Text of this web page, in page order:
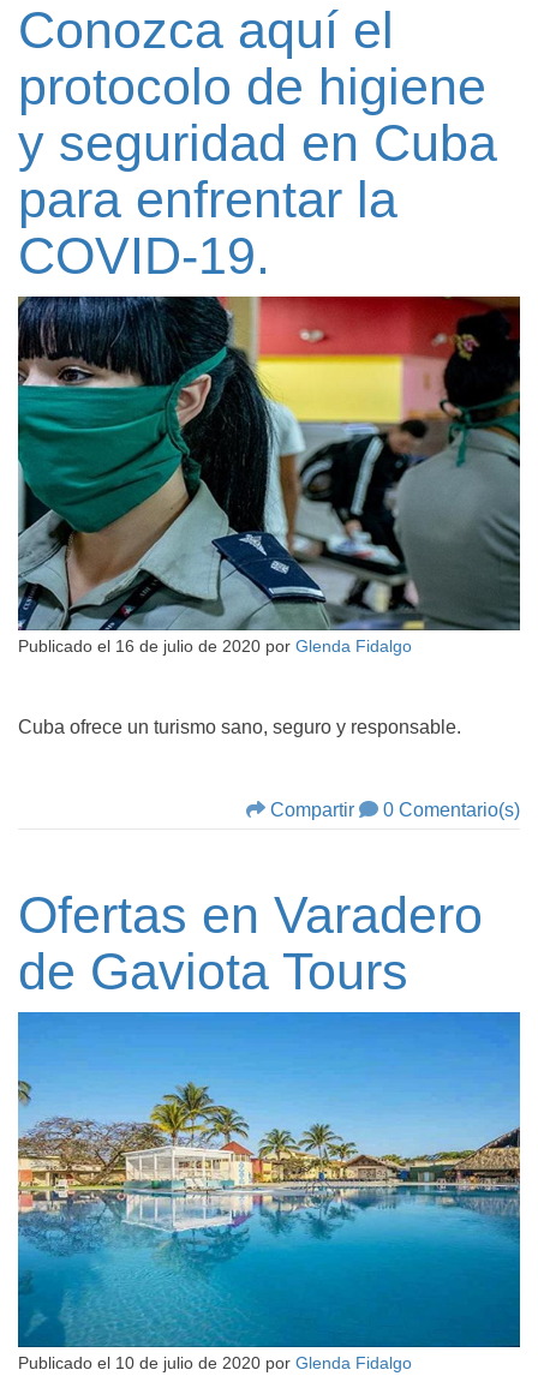
Conozca aquí el
protocolo de higiene
y seguridad en Cuba
para enfrentar la
COVID-19.
Publicado el 16 de julio de 2020 por Glenda Fidalgo
Cuba ofrece un turismo sano, seguro y responsable.
Compartir 0 Comentario(s)
Ofertas en Varadero
de Gaviota Tours
Publicado el 10 de julio de 2020 por Glenda Fidalgo